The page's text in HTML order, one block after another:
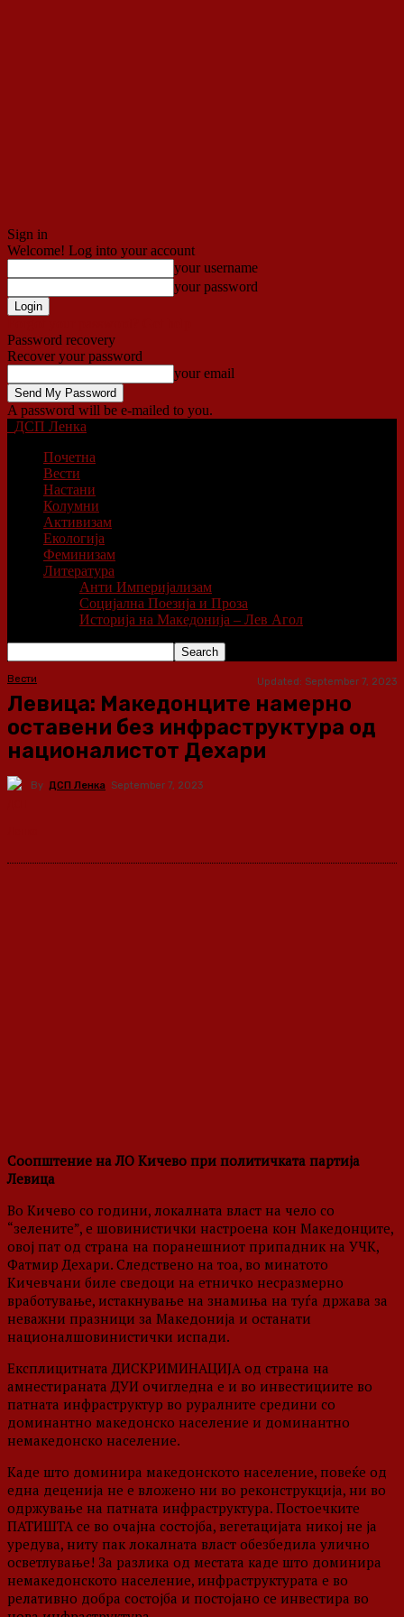
Sign in
Welcome! Log into your account
your username
your password
Password recovery
Recover your password
your email
A password will be e-mailed to you.
ДСП Ленка
Почетна
Вести
Настани
Колумни
Активизам
Екологија
Феминизам
Литература
Анти Империјализам
Социјална Поезија и Проза
Историја на Македонија – Лев Агол
Вести Updated: September 7, 2023
Левица: Македонците намерно
оставени без инфраструктура од
националистот Дехари
By ДСП Ленка September 7, 2023
Соопштение на ЛО Кичево при политичката партија
Левица
Во Кичево со години, локалната власт на чело со
“зелените”, е шовинистички настроена кон Македонците,
овој пат од страна на поранешниот припадник на УЧК,
Фатмир Дехари. Следствено на тоа, во минатото
Кичевчани биле сведоци на етничко несразмерно
вработување, истакнување на знамиња на туѓа држава за
неважни празници за Македонија и останати
националшовинистички испади.
Експлицитната ДИСКРИМИНАЦИЈА од страна на
амнестираната ДУИ очигледна е и во инвестициите во
патната инфраструктур во руралните средини со
доминантно македонско население и доминантно
немакедонско население.
Каде што доминира македонското население, повеќе од
една деценија не е вложено ни во реконструкција, ни во
одржување на патната инфраструктура. Постоечките
ПАТИШТА се во очајна состојба, вегетацијата никој не ја
уредува, ниту пак локалната власт обезбедила улично
осветлување! За разлика од местата каде што доминира
немакедонското население, инфраструктурата е во
релативно добра состојба и постојано се инвестира во